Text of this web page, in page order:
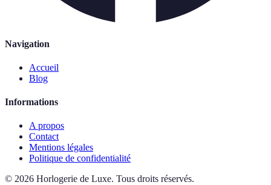
Navigation
Accueil
Blog
Informations
A propos
Contact
Mentions légales
Politique de confidentialité
© 2026 Horlogerie de Luxe. Tous droits réservés.